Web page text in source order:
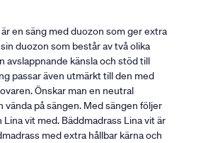
en säng med duozon som ger extra
duozon som består av två olika
avslappnande känsla och stöd till
passar även utmärkt till den med
Önskar man en neutral
vända på sängen. Med sängen följer
vit med. Bäddmadrass Lina vit är
med extra hållbar kärna och